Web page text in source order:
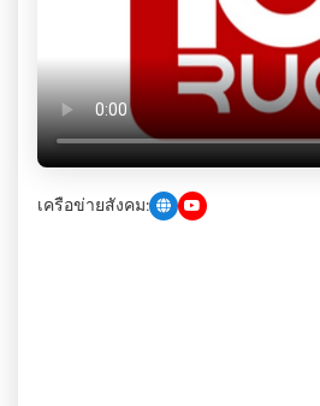
เครือข่ายสังคม: